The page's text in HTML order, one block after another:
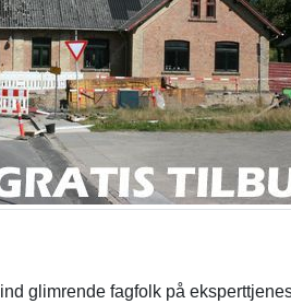
glimrende fagfolk på